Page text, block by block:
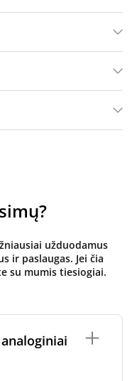
užduodamus
ir paslaugas. Jei čia
su mumis tiesiogiai.